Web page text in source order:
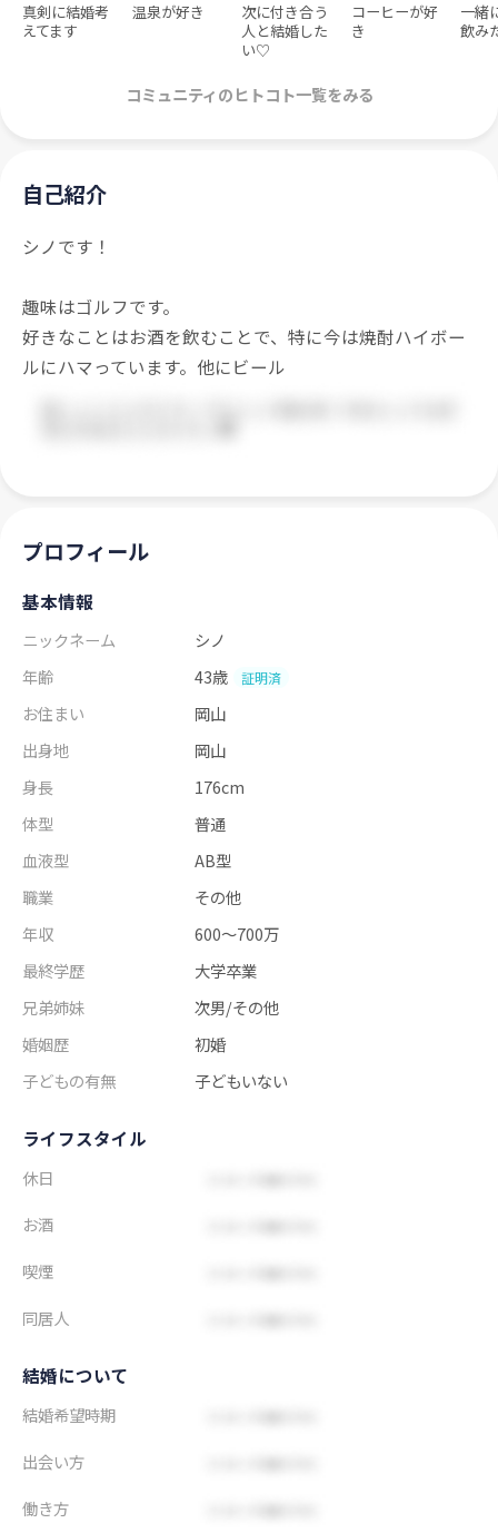
真剣に結婚考
えてます
温泉が好き
次に付き合う
人と結婚した
い♡
コーヒーが好
き
一緒
飲み
コミュニティのヒトコト一覧をみる
自己紹介
シノです！
趣味はゴルフです。
好きなことはお酒を飲むことで、特に今は焼酎ハイボー
ルにハマっています。他にビール
プロフィール
基本情報
ニックネーム
シノ
年齢
43歳 証明済
お住まい
岡山
出身地
岡山
身長
176cm
体型
普通
血液型
AB型
職業
その他
年収
600～700万
最終学歴
大学卒業
兄弟姉妹
次男/その他
婚姻歴
初婚
子どもの有無
子どもいない
ライフスタイル
休日
お酒
喫煙
同居人
結婚について
結婚希望時期
出会い方
働き方